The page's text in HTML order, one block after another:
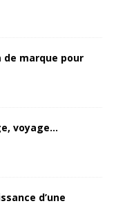
de marque pour
voyage…
d’une